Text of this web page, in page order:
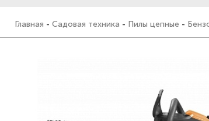
Главная - Садовая техника - Пилы цепные -